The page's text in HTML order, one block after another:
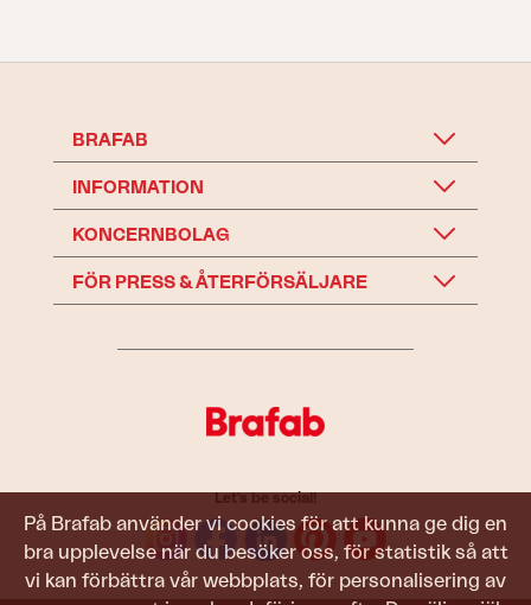
På Brafab använder vi cookies för att kunna ge dig en
bra upplevelse när du besöker oss, för statistik så att
vi kan förbättra vår webbplats, för personalisering av
BRAFAB
INFORMATION
KONCERNBOLAG
FÖR PRESS & ÅTERFÖRSÄLJARE
Let's be social!